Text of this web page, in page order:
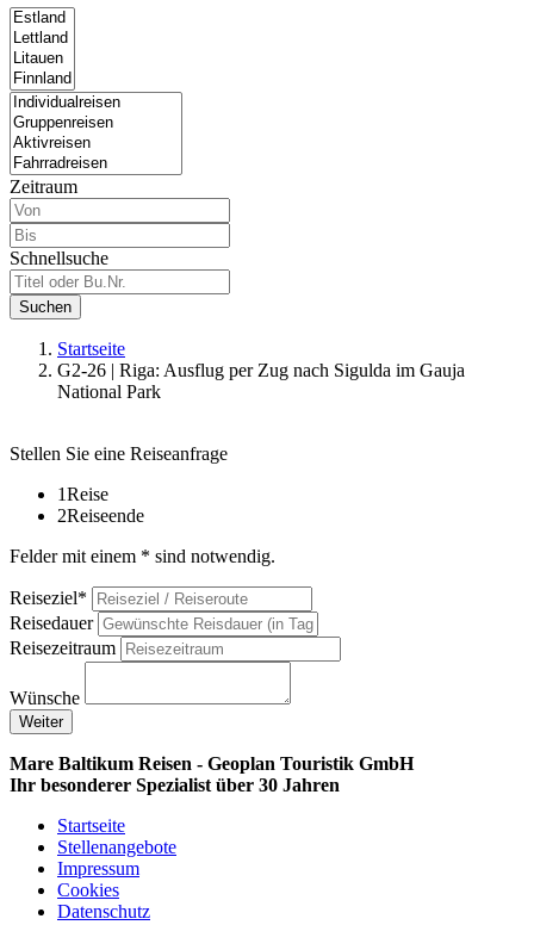
Zeitraum
Schnellsuche
Suchen
Startseite
G2-26 | Riga: Ausflug per Zug nach Sigulda im Gauja
National Park
Stellen Sie eine Reiseanfrage
1Reise
2Reiseende
Felder mit einem * sind notwendig.
Reiseziel*
Reisedauer
Reisezeitraum
Wünsche
Weiter
Mare Baltikum Reisen - Geoplan Touristik GmbH
Ihr besonderer Spezialist über 30 Jahren
Startseite
Stellenangebote
Impressum
Cookies
Datenschutz